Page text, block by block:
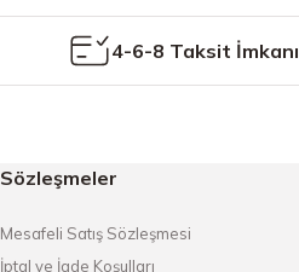
4-6-8 Taksit İmkanı
Sözleşmeler
Mesafeli Satış Sözleşmesi
İptal ve İade Koşulları